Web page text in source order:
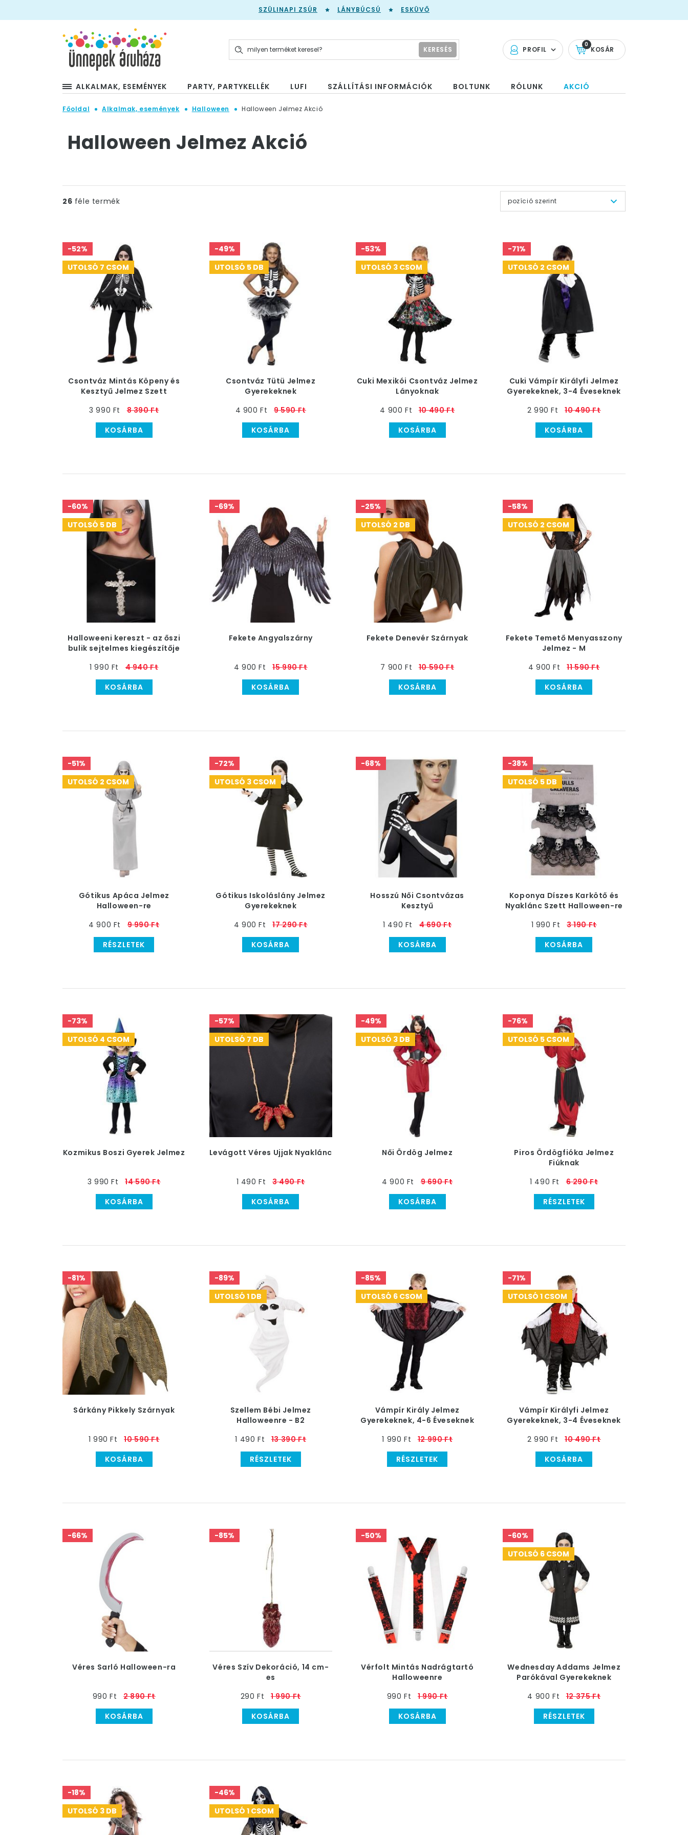
SZÜLINAPI ZSÚR LÁNYBÚCSÚ ESKÜVŐ
PROFIL KOSÁR
0
KERESÉS
ALKALMAK, ESEMÉNYEK PARTY, PARTYKELLÉK LUFI SZÁLLÍTÁSI INFORMÁCIÓK BOLTUNK RÓLUNK AKCIÓ
Főoldal Alkalmak, események Halloween Halloween Jelmez Akció
Halloween Jelmez Akció
26 féle termék pozíció szerint
-52%
UTOLSÓ 7 CSOM
Csontváz Mintás Köpeny és
Kesztyű Jelmez Szett
3 990 Ft
8 390 Ft
KOSÁRBA
-49%
UTOLSÓ 5 DB
Csontváz Tütü Jelmez
Gyerekeknek
4 900 Ft
9 590 Ft
KOSÁRBA
-53%
UTOLSÓ 3 CSOM
Cuki Mexikói Csontváz Jelmez
Lányoknak
4 900 Ft
10 490 Ft
KOSÁRBA
-71%
UTOLSÓ 2 CSOM
Cuki Vámpír Királyfi Jelmez
Gyerekeknek, 3-4 Éveseknek
2 990 Ft
10 490 Ft
KOSÁRBA
-60%
UTOLSÓ 5 DB
Halloweeni kereszt - az őszi
bulik sejtelmes kiegészítője
1 990 Ft
4 940 Ft
KOSÁRBA
-69%
Fekete Angyalszárny
4 900 Ft
15 990 Ft
KOSÁRBA
-25%
UTOLSÓ 2 DB
Fekete Denevér Szárnyak
7 900 Ft
10 590 Ft
KOSÁRBA
-58%
UTOLSÓ 2 CSOM
Fekete Temető Menyasszony
Jelmez - M
4 900 Ft
11 590 Ft
KOSÁRBA
-51%
UTOLSÓ 2 CSOM
Gótikus Apáca Jelmez
Halloween-re
4 900 Ft
9 990 Ft
RÉSZLETEK
-72%
UTOLSÓ 3 CSOM
Gótikus Iskoláslány Jelmez
Gyerekeknek
4 900 Ft
17 290 Ft
KOSÁRBA
-68%
Hosszú Női Csontvázas
Kesztyű
1 490 Ft
4 690 Ft
KOSÁRBA
-38%
UTOLSÓ 5 DB
Koponya Díszes Karkötő és
Nyaklánc Szett Halloween-re
1 990 Ft
3 190 Ft
KOSÁRBA
-73%
UTOLSÓ 4 CSOM
Kozmikus Boszi Gyerek Jelmez
3 990 Ft
14 590 Ft
KOSÁRBA
-57%
UTOLSÓ 7 DB
Levágott Véres Ujjak Nyaklánc
1 490 Ft
3 490 Ft
KOSÁRBA
-49%
UTOLSÓ 3 DB
Női Ördög Jelmez
4 900 Ft
9 690 Ft
KOSÁRBA
-76%
UTOLSÓ 5 CSOM
Piros Ördögfióka Jelmez
Fiúknak
1 490 Ft
6 290 Ft
RÉSZLETEK
-81%
Sárkány Pikkely Szárnyak
1 990 Ft
10 590 Ft
KOSÁRBA
-89%
UTOLSÓ 1 DB
Szellem Bébi Jelmez
Halloweenre - B2
1 490 Ft
13 390 Ft
RÉSZLETEK
-85%
UTOLSÓ 6 CSOM
Vámpír Király Jelmez
Gyerekeknek, 4-6 Éveseknek
1 990 Ft
12 990 Ft
RÉSZLETEK
-71%
UTOLSÓ 1 CSOM
Vámpír Királyfi Jelmez
Gyerekeknek, 3-4 Éveseknek
2 990 Ft
10 490 Ft
KOSÁRBA
-66%
Véres Sarló Halloween-ra
990 Ft
2 890 Ft
KOSÁRBA
-85%
Véres Szív Dekoráció, 14 cm-
es
290 Ft
1 990 Ft
KOSÁRBA
-50%
Vérfolt Mintás Nadrágtartó
Halloweenre
990 Ft
1 990 Ft
KOSÁRBA
-60%
UTOLSÓ 6 CSOM
Wednesday Addams Jelmez
Parókával Gyerekeknek
4 900 Ft
12 375 Ft
RÉSZLETEK
-18%
UTOLSÓ 3 DB
-46%
UTOLSÓ 1 CSOM